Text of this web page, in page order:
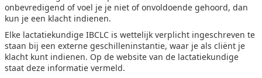
onbevredigend of voel je je niet of onvoldoende gehoord, dan
kun je een klacht indienen.
Elke lactatiekundige IBCLC is wettelijk verplicht ingeschreven te
staan bij een externe geschilleninstantie, waar je als cliënt je
klacht kunt indienen. Op de website van de lactatiekundige
staat deze informatie vermeld.